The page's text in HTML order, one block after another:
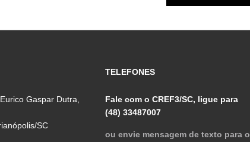
Gaspar Dutra,
SC
TELEFONES
Fale com o CREF3/SC, ligue para
(48) 33487007
ou envie mensagem de texto para o